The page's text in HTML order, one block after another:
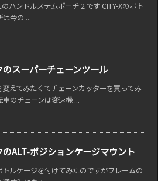
ハンドルステムポーチ２です CITY-Xのボト
今の ...
のスーパーチェーンツール
変えてみたくてチェーンカッターを買ってみ
車のチェーンは変速機 ...
のALT-ポジションケージマウント
トルケージを付けてみたのですがフレームの